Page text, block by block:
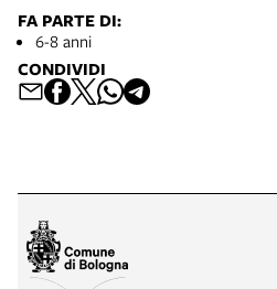
FA PARTE DI:
6-8 anni
CONDIVIDI